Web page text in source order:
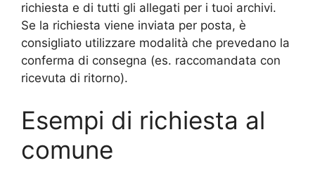
richiesta e di tutti gli allegati per i tuoi archivi.
Se la richiesta viene inviata per posta, è
consigliato utilizzare modalità che prevedano la
conferma di consegna (es. raccomandata con
ricevuta di ritorno).
Esempi di richiesta al
comune